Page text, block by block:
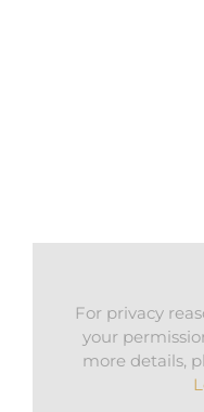
For privacy
your
more details,